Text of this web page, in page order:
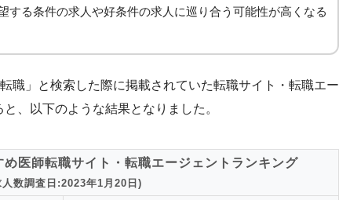
する条件の求人や好条件の求人に巡り合う可能性が高くなる
職」と検索した際に掲載されていた転職サイト・転職エー
、以下のような結果となりました。
医師転職サイト・転職エージェントランキング
人数調査日:2023年1月20日)